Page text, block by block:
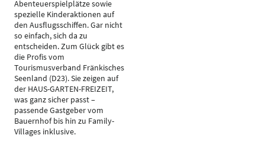
Abenteuerspielplätze sowie
spezielle Kinderaktionen auf
den Ausflugsschiffen. Gar nicht
so einfach, sich da zu
entscheiden. Zum Glück gibt es
die Profis vom
Tourismusverband Fränkisches
Seenland (D23). Sie zeigen auf
der HAUS-GARTEN-FREIZEIT,
was ganz sicher passt –
passende Gastgeber vom
Bauernhof bis hin zu Family-
Villages inklusive.